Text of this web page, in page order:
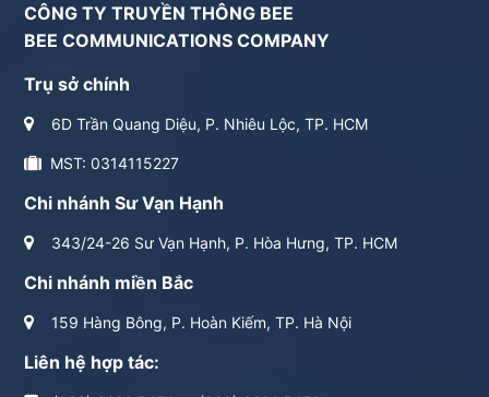
CÔNG TY TRUYỀN THÔNG BEE
BEE COMMUNICATIONS COMPANY
Trụ sở chính
6D Trần Quang Diệu, P. Nhiêu Lộc, TP. HCM
MST: 0314115227
Chi nhánh Sư Vạn Hạnh
343/24-26 Sư Vạn Hạnh, P. Hòa Hưng, TP. HCM
Chi nhánh miền Bắc
159 Hàng Bông, P. Hoàn Kiếm, TP. Hà Nội
Liên hệ hợp tác: